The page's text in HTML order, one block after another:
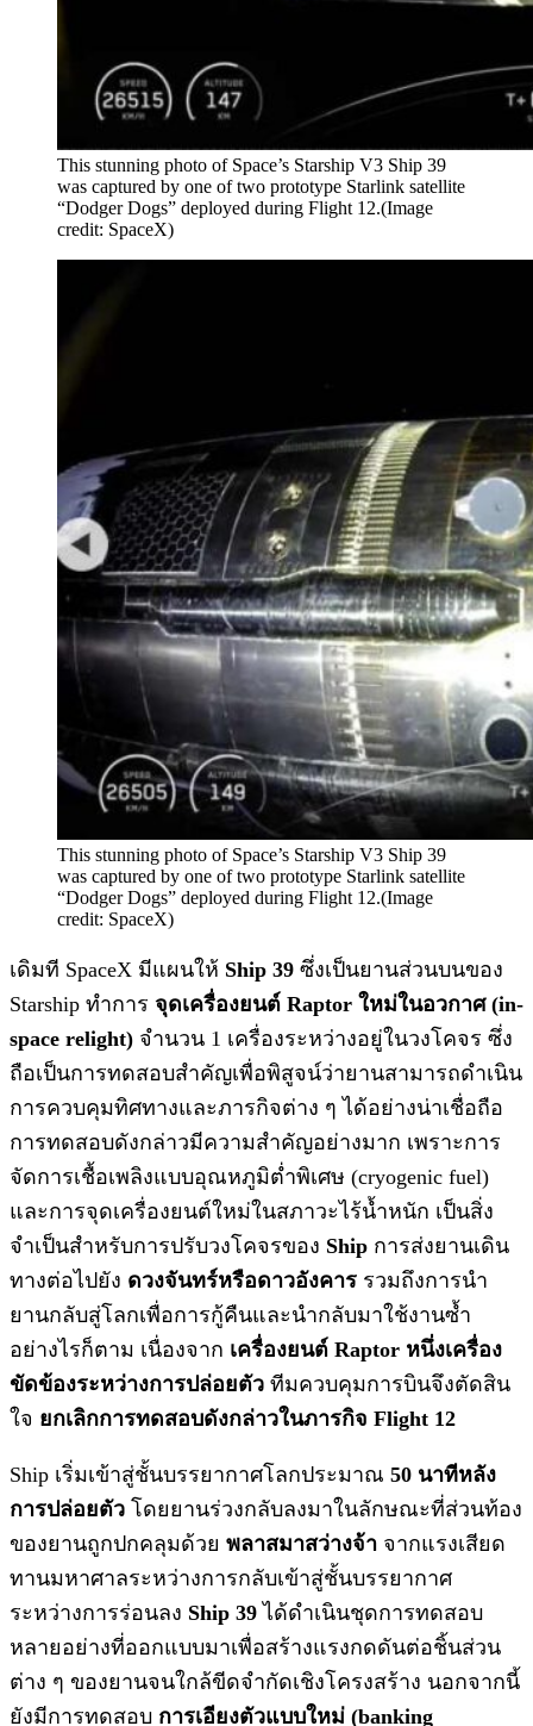
This stunning photo of Space’s Starship V3 Ship 39
was captured by one of two prototype Starlink satellite
“Dodger Dogs” deployed during Flight 12.(Image
credit: SpaceX)
This stunning photo of Space’s Starship V3 Ship 39
was captured by one of two prototype Starlink satellite
“Dodger Dogs” deployed during Flight 12.(Image
credit: SpaceX)
เดิมที SpaceX มีแผนให้ Ship 39 ซึ่งเป็นยานส่วนบนของ
Starship ทำการ จุดเครื่องยนต์ Raptor ใหม่ในอวกาศ (in-
space relight) จำนวน 1 เครื่องระหว่างอยู่ในวงโคจร ซึ่ง
ถือเป็นการทดสอบสำคัญเพื่อพิสูจน์ว่ายานสามารถดำเนิน
การควบคุมทิศทางและภารกิจต่าง ๆ ได้อย่างน่าเชื่อถือ
การทดสอบดังกล่าวมีความสำคัญอย่างมาก เพราะการ
จัดการเชื้อเพลิงแบบอุณหภูมิต่ำพิเศษ (cryogenic fuel)
และการจุดเครื่องยนต์ใหม่ในสภาวะไร้น้ำหนัก เป็นสิ่ง
จำเป็นสำหรับการปรับวงโคจรของ Ship การส่งยานเดิน
ทางต่อไปยัง ดวงจันทร์หรือดาวอังคาร รวมถึงการนำ
ยานกลับสู่โลกเพื่อการกู้คืนและนำกลับมาใช้งานซ้ำ
อย่างไรก็ตาม เนื่องจาก เครื่องยนต์ Raptor หนึ่งเครื่อง
ขัดข้องระหว่างการปล่อยตัว ทีมควบคุมการบินจึงตัดสิน
ใจ ยกเลิกการทดสอบดังกล่าวในภารกิจ Flight 12
Ship เริ่มเข้าสู่ชั้นบรรยากาศโลกประมาณ 50 นาทีหลัง
การปล่อยตัว โดยยานร่วงกลับลงมาในลักษณะที่ส่วนท้อง
ของยานถูกปกคลุมด้วย พลาสมาสว่างจ้า จากแรงเสียด
ทานมหาศาลระหว่างการกลับเข้าสู่ชั้นบรรยากาศ
ระหว่างการร่อนลง Ship 39 ได้ดำเนินชุดการทดสอบ
หลายอย่างที่ออกแบบมาเพื่อสร้างแรงกดดันต่อชิ้นส่วน
ต่าง ๆ ของยานจนใกล้ขีดจำกัดเชิงโครงสร้าง นอกจากนี้
ยังมีการทดสอบ การเอียงตัวแบบใหม่ (banking